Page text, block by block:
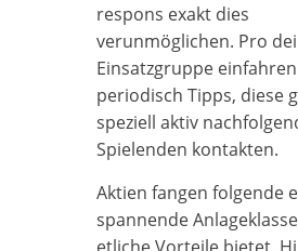
respons exakt dies
verunmöglichen. Pro
Einsatzgruppe
periodisch Tipps, diese
speziell aktiv
Spielenden kontakten.
Aktien fangen folgende
spannende